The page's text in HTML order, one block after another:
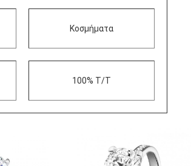
Κοσμήματα
100% T/T